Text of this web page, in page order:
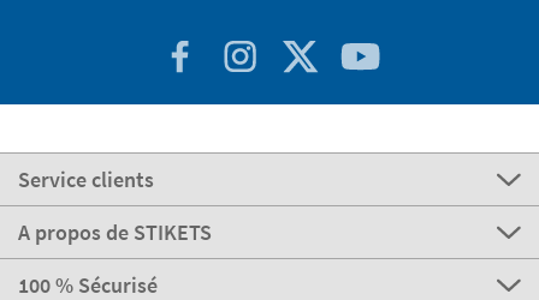
Service clients
A propos de STIKETS
100 % Sécurisé